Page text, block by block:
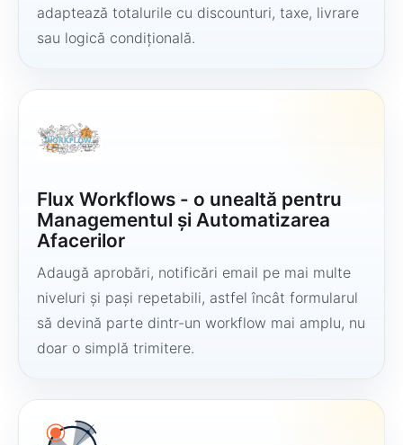
adaptează totalurile cu discounturi, taxe, livrare
sau logică condițională.
Flux Workflows - o unealtă pentru
Managementul și Automatizarea
Afacerilor
Adaugă aprobări, notificări email pe mai multe
niveluri și pași repetabili, astfel încât formularul
să devină parte dintr-un workflow mai amplu, nu
doar o simplă trimitere.